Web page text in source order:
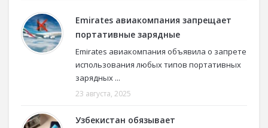
Emirates авиакомпания запрещает
портативные зарядные
Emirates авиакомпания объявила о запрете
использования любых типов портативных
зарядных ...
23 августа, 2025
Узбекистан обязывает